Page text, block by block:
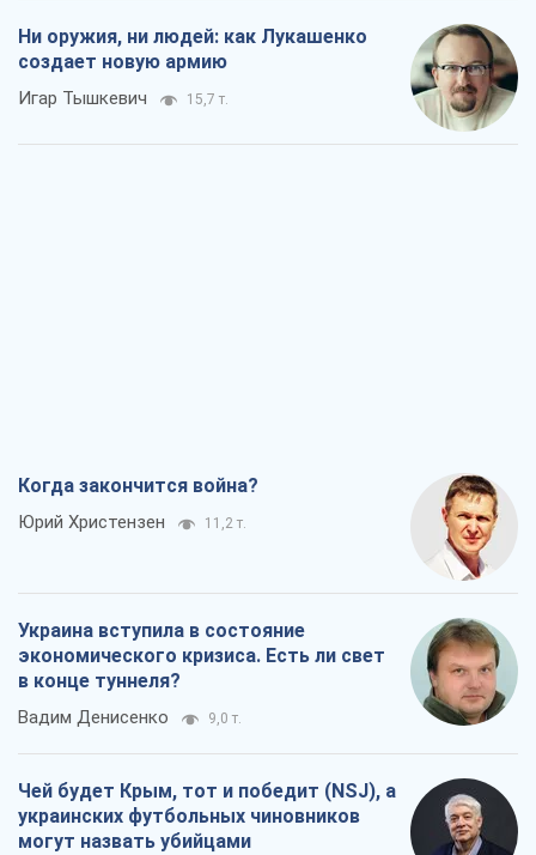
Ни оружия, ни людей: как Лукашенко
создает новую армию
Игар Тышкевич 15,7 т.
Когда закончится война?
Юрий Христензен 11,2 т.
Украина вступила в состояние
экономического кризиса. Есть ли свет
в конце туннеля?
Вадим Денисенко 9,0 т.
Чей будет Крым, тот и победит (NSJ), а
украинских футбольных чиновников
могут назвать убийцами